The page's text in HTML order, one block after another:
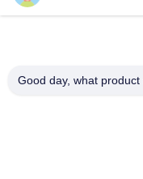
Good day, what